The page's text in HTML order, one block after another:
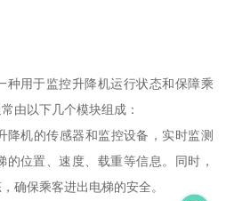
种用于监控升降机运行状态和保障乘
由以下几个模块组成：
降机的传感器和监控设备，实时监测
位置、速度、载重等信息。同时，
确保乘客进出电梯的安全。